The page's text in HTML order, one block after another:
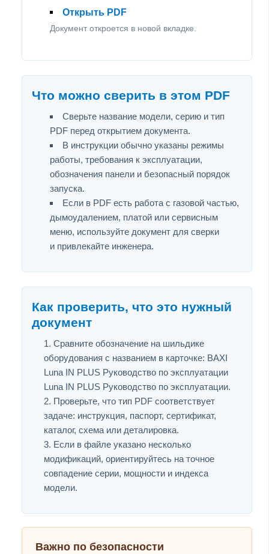
Открыть PDF
Документ откроется в новой вкладке.
Что можно сверить в этом PDF
Сверьте название модели, серию и тип
PDF перед открытием документа.
В инструкции обычно указаны режимы
работы, требования к эксплуатации,
обозначения панели и безопасный порядок
запуска.
Если в PDF есть работа с газовой частью,
дымоудалением, платой или сервисным
меню, используйте документ для сверки
и привлекайте инженера.
Как проверить, что это нужный
документ
Сравните обозначение на шильдике
оборудования с названием в карточке: BAXI
Luna IN PLUS Руководство по эксплуатации
Luna IN PLUS Руководство по эксплуатации.
Проверьте, что тип PDF соответствует
задаче: инструкция, паспорт, сертификат,
каталог, схема или деталировка.
Если в файле указано несколько
модификаций, ориентируйтесь на точное
совпадение серии, мощности и индекса
модели.
Важно по безопасности